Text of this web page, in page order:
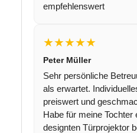
empfehlenswert
★★★★★
Peter Müller
Sehr persönliche
als erwartet.
preiswert und
Habe für meine Tochter
designten Türprojektor